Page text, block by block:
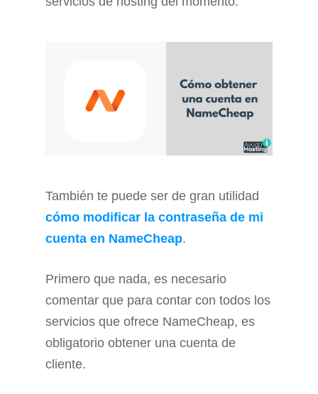
También te puede ser de gran utilidad
cómo modificar la contraseña de mi
cuenta en NameCheap.
Primero que nada, es necesario
comentar que para contar con todos los
servicios que ofrece NameCheap, es
obligatorio obtener una cuenta de
cliente.